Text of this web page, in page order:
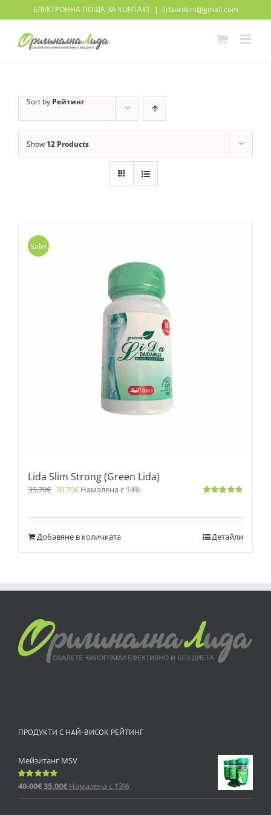
ЕЛЕКТРОННА ПОЩА ЗА КОНТАКТ | lidaorders@gmail.com
Sort by Рейтинг
Show 12 Products
Sale!
Lida Slim Strong (Green Lida)
35.70€ 30.70€ Намалена с 14%
Добавяне в количката Детайли
ПРОДУКТИ С НАЙ-ВИСОК РЕЙТИНГ
Мейзитанг MSV
Оценено
40.00€35.00€ Намалена с 13%